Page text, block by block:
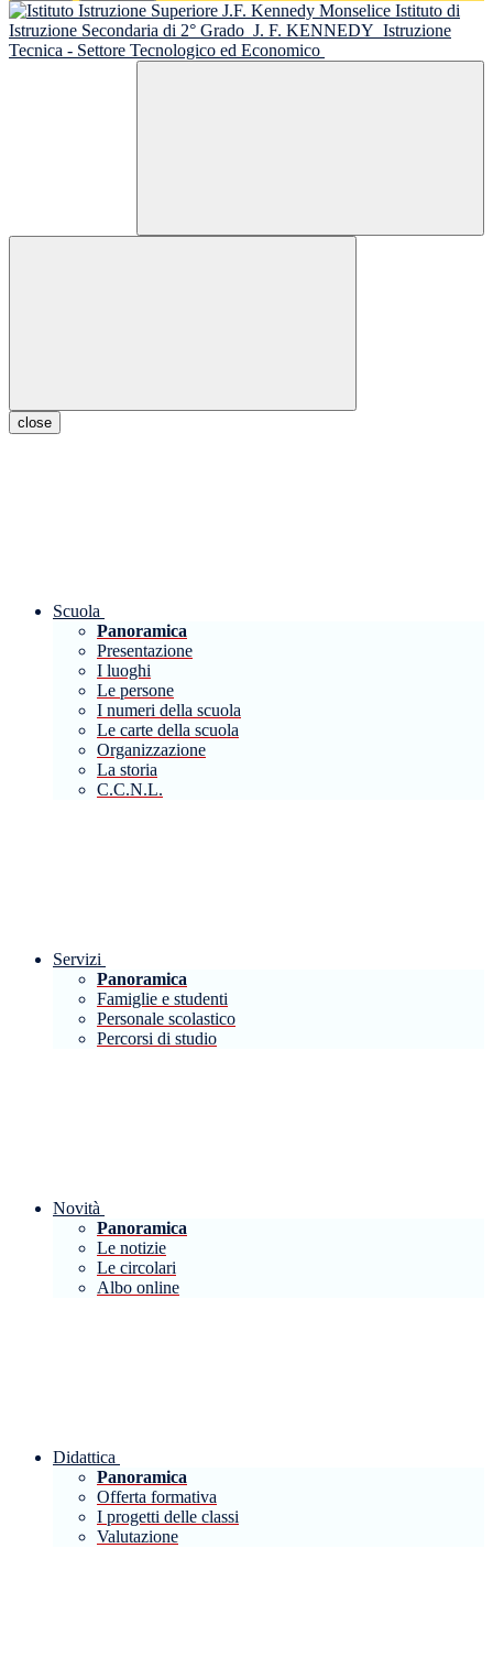
Istituto di
Istruzione Secondaria di 2° Grado J. F. KENNEDY Istruzione
Tecnica - Settore Tecnologico ed Economico
close
Scuola
Panoramica
Presentazione
I luoghi
Le persone
I numeri della scuola
Le carte della scuola
Organizzazione
La storia
C.C.N.L.
Servizi
Panoramica
Famiglie e studenti
Personale scolastico
Percorsi di studio
Novità
Panoramica
Le notizie
Le circolari
Albo online
Didattica
Panoramica
Offerta formativa
I progetti delle classi
Valutazione